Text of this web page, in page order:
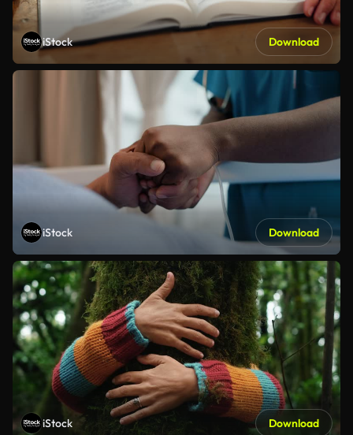
iStock Download
iStock Download
iStock Download